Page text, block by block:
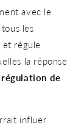
avec le
les
et régule
la réponse
régulation de
influer